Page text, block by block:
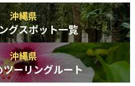
沖縄県
グスポット一覧
沖縄県
ーリングルート